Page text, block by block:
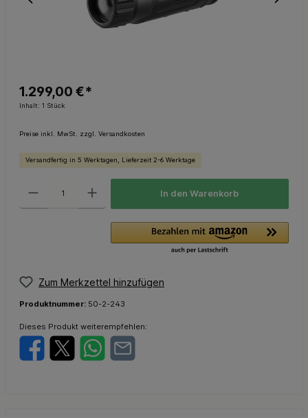
1.299,00 €*
Inhalt: 1 Stück
Preise inkl. MwSt. zzgl. Versandkosten
Versandfertig in 5 Werktagen, Lieferzeit 2-6 Werktage
In den Warenkorb
Zum Merkzettel hinzufügen
Produktnummer: 50-2-243
Dieses Produkt weiterempfehlen: